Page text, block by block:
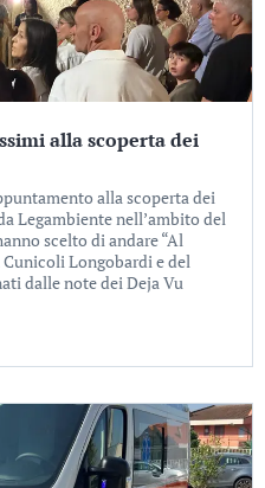
alla scoperta dei
alla scoperta dei
Legambiente nell’ambito del
scelto di andare “Al
Longobardi e del
dalle note dei Deja Vu